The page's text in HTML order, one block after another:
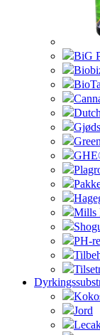
BiG
Mills
PH-
Jord